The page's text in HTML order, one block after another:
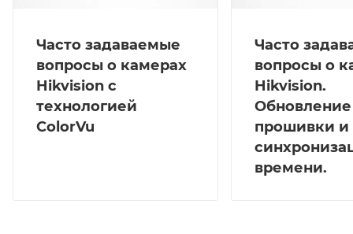
Часто задаваемые
вопросы о камерах
Hikvision с
технологией
ColorVu
Часто
вопросы о
Hikvision.
Обновление
прошивки и
времени.